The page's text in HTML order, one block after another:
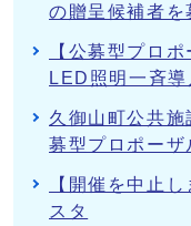
の贈呈候補者を
【公募型プロ
LED照明一斉
久御山町公共
募型プロポーザ
【開催を中止
スタ